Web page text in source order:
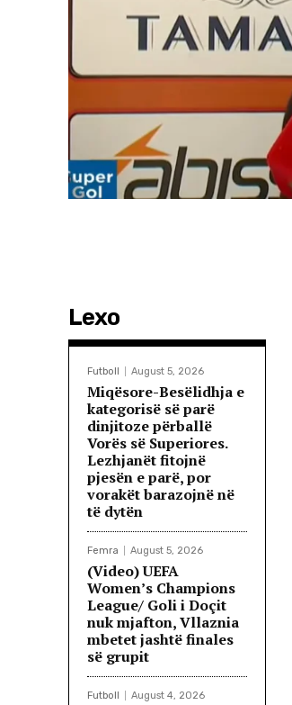
Lexo
Futboll August 5, 2026
Miqësore-Besëlidhja e
kategorisë së parë
dinjitoze përballë
Vorës së Superiores.
Lezhjanët fitojnë
pjesën e parë, por
vorakët barazojnë në
të dytën
Femra August 5, 2026
(Video) UEFA
Women’s Champions
League/ Goli i Doçit
nuk mjafton, Vllaznia
mbetet jashtë finales
së grupit
Futboll August 4, 2026